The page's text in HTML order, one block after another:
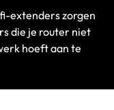
extenders zorgen
die je router niet
hoeft aan te